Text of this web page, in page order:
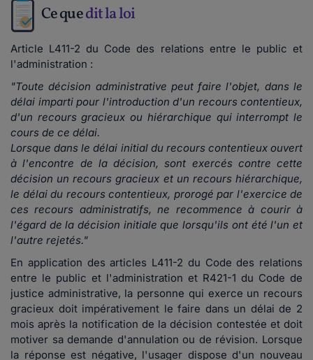
Ce quedit la loi
Article L411-2 du Code des relations entre le public et
l'administration :
"Toute décision administrative peut faire l'objet, dans le
délai imparti pour l'introduction d'un recours contentieux,
d'un recours gracieux ou hiérarchique qui interrompt le
cours de ce délai.
Lorsque dans le délai initial du recours contentieux ouvert
à l'encontre de la décision, sont exercés contre cette
décision un recours gracieux et un recours hiérarchique,
le délai du recours contentieux, prorogé par l'exercice de
ces recours administratifs, ne recommence à courir à
l'égard de la décision initiale que lorsqu'ils ont été l'un et
l'autre rejetés."
En application des articles L411-2 du Code des relations
entre le public et l'administration et R421-1 du Code de
justice administrative, la personne qui exerce un recours
gracieux doit impérativement le faire dans un délai de 2
mois après la notification de la décision contestée et doit
motiver sa demande d'annulation ou de révision. Lorsque
la réponse est négative, l'usager dispose d'un nouveau